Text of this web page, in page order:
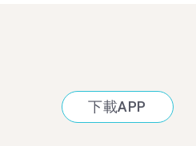
下載APP